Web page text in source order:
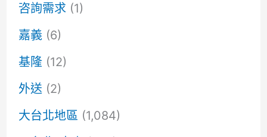
咨詢需求(1)
嘉義(6)
基隆(12)
外送 (2)
大台北地區 (1,084)